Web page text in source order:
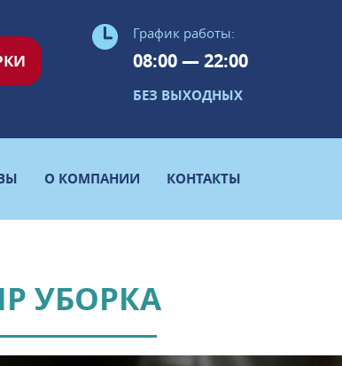
График работы:
08:00 — 22:00
БЕЗ ВЫХОДНЫХ
О КОМПАНИИ КОНТАКТЫ
УБОРКА